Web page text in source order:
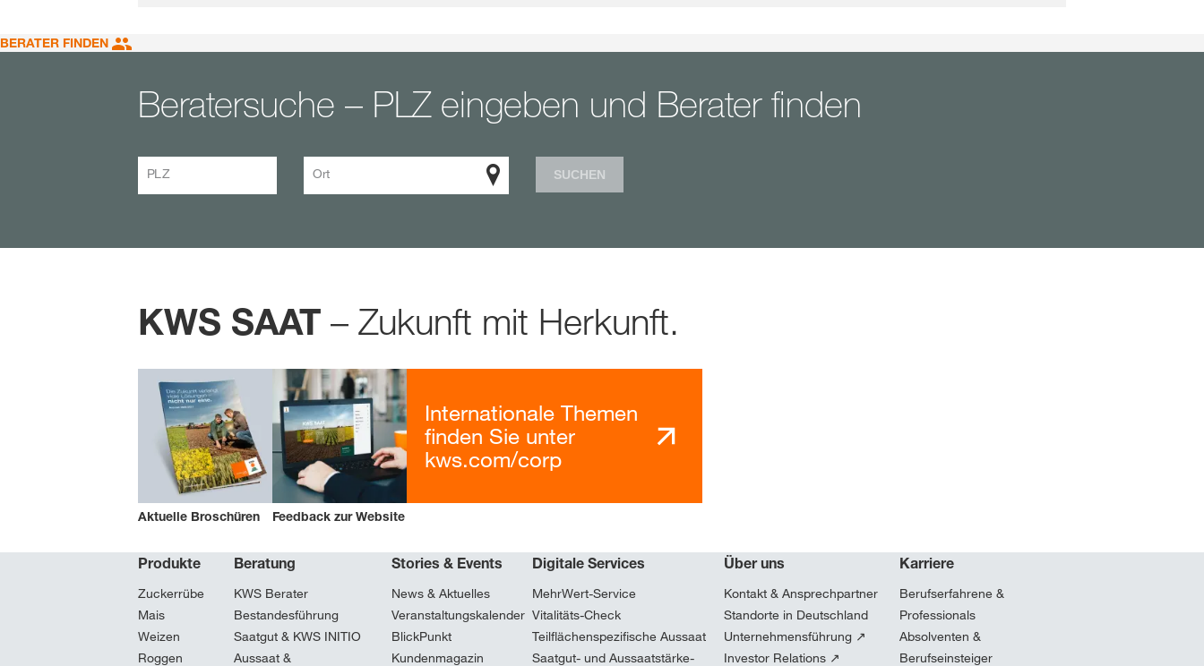
BERATER FINDEN
Beratersuche – PLZ eingeben und Berater finden
PLZ Ort SUCHEN
KWS SAAT – Zukunft mit Herkunft.
Aktuelle Broschüren Feedback zur Website
Internationale Themen
finden Sie unter
kws.com/corp
Produkte
Zuckerrübe
Mais
Weizen
Roggen
Beratung
KWS Berater
Bestandesführung
Saatgut & KWS INITIO
Aussaat &
Stories & Events
News & Aktuelles
Veranstaltungskalender
BlickPunkt
Kundenmagazin
Digitale Services
MehrWert-Service
Vitalitäts-Check
Teilflächenspezifische Aussaat
Saatgut- und Aussaatstärke-
Über uns
Kontakt & Ansprechpartner
Standorte in Deutschland
Unternehmensführung ↗
Investor Relations ↗
Karriere
Berufserfahrene &
Professionals
Absolventen &
Berufseinsteiger